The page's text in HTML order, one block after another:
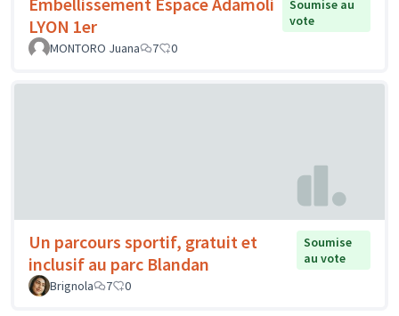
LYON 1er
Soumise au
vote
MONTORO Juana
7 0
Un parcours sportif, gratuit et
inclusif au parc Blandan
Soumise
au vote
Brignola
7 0